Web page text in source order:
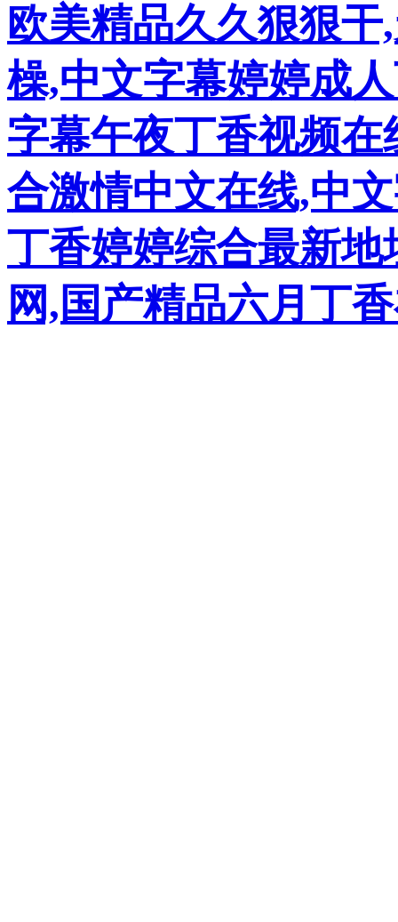
欧美精品久久狠狠
橾,中文字幕婷婷成
字幕午夜丁香视频
合激情中文在线,中
丁香婷婷综合最新
网,国产精品六月丁